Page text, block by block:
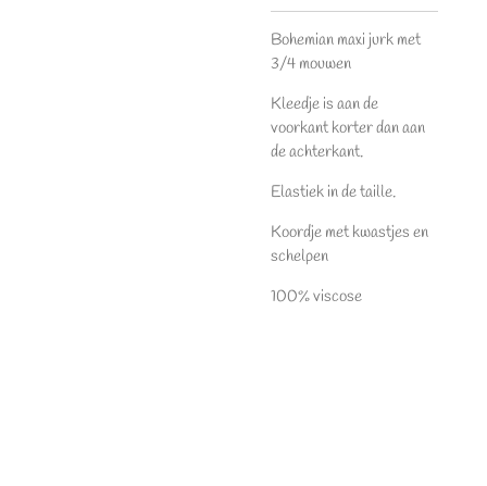
Bohemian maxi jurk met
3/4 mouwen
Kleedje is aan de
voorkant korter dan aan
de achterkant.
Elastiek in de taille.
Koordje met kwastjes en
schelpen
100% viscose